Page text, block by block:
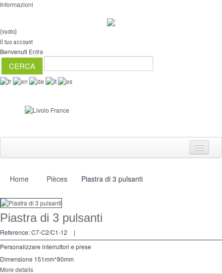
Informazioni
(vuoto)
Il tuo account
Benvenuti Entra
Interruttori
Dimmer
2 modi
preso
Spéciales
Home Pièces Piastra di 3 pulsanti
Piastra di 3 pulsanti
Reference:C7-C2/C1-12
|
Personalizzare interruttori e prese
Dimensione 151mm*80mm
More details